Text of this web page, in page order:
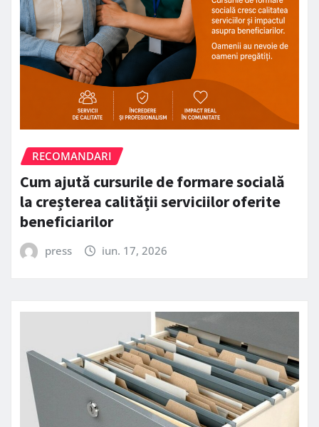
RECOMANDARI
Cum ajută cursurile de formare socială
la creșterea calității serviciilor oferite
beneficiarilor
press iun. 17, 2026